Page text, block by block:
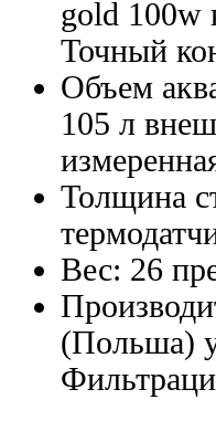
gold 100w
Точный
Объем
105 л
Толщина
Вес: 26
(Польша)